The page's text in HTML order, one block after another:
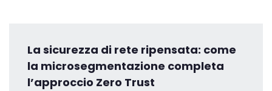
La sicurezza di rete ripensata: come
la microsegmentazione completa
l’approccio Zero Trust